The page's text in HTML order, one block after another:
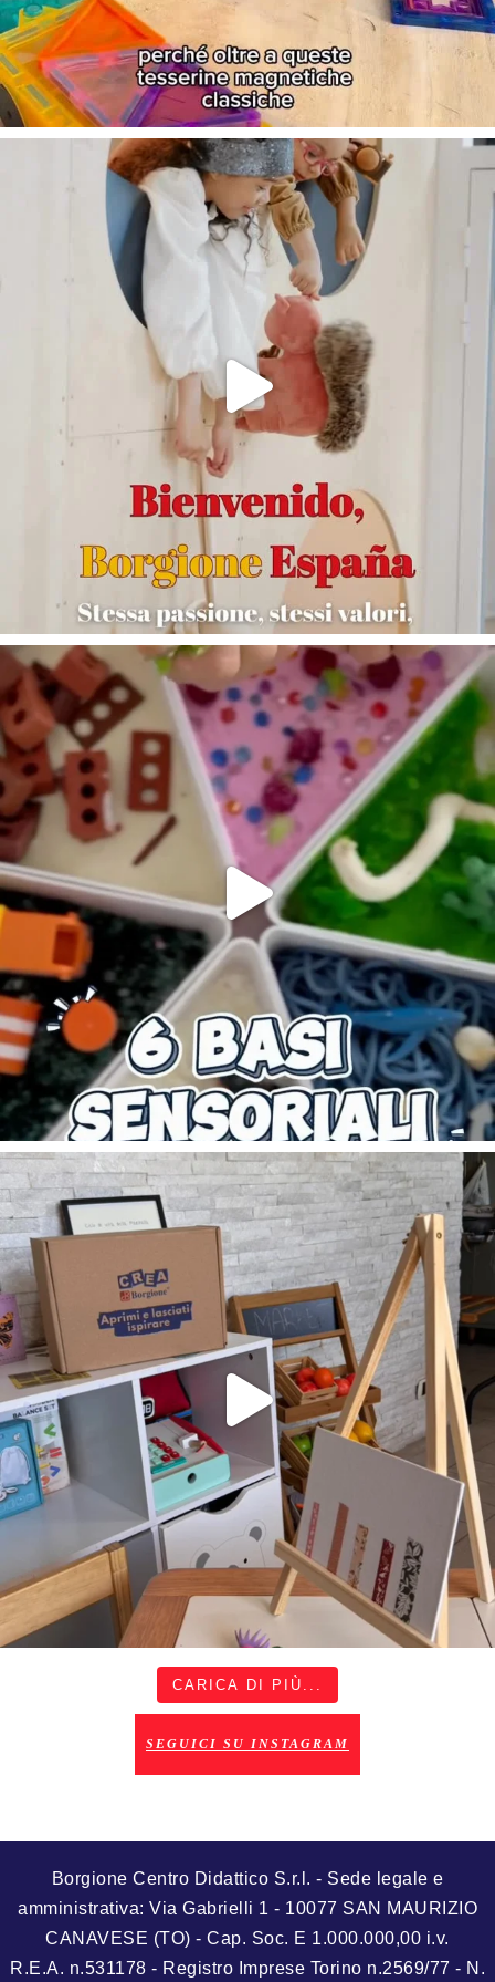
CARICA DI PIÙ...
SEGUICI SU INSTAGRAM
Borgione Centro Didattico S.r.l. - Sede legale e
amministrativa: Via Gabrielli 1 - 10077 SAN MAURIZIO
CANAVESE (TO) - Cap. Soc. E 1.000.000,00 i.v.
R.E.A. n.531178 - Registro Imprese Torino n.2569/77 - N.